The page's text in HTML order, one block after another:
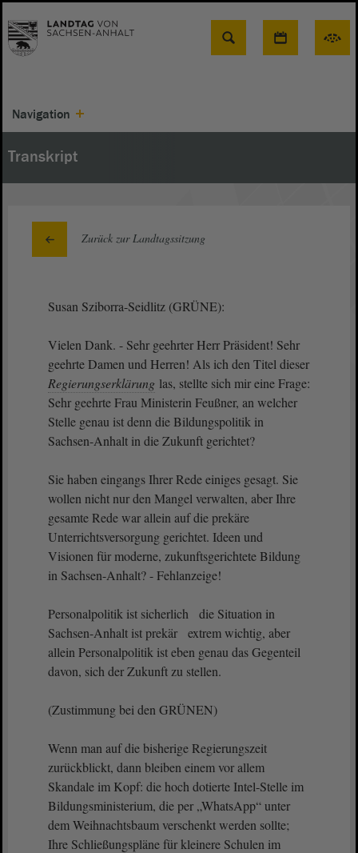
Suche
Navigation
Transkript
Zurück zur Landtagssitzung
Susan Sziborra-Seidlitz (GRÜNE):
Vielen Dank. - Sehr geehrter Herr Präsident! Sehr
geehrte Damen und Herren! Als ich den Titel dieser
Regierungserklärung las, stellte sich mir eine Frage:
Sehr geehrte Frau Ministerin Feußner, an welcher
Stelle genau ist denn die Bildungspolitik in
Sachsen-Anhalt in die Zukunft gerichtet?
Sie haben eingangs Ihrer Rede einiges gesagt. Sie
wollen nicht nur den Mangel verwalten, aber Ihre
gesamte Rede war allein auf die prekäre
Unterrichtsversorgung gerichtet. Ideen und
Visionen für moderne, zukunftsgerichtete Bildung
in Sachsen-Anhalt? - Fehlanzeige!
Personalpolitik ist sicherlich die Situation in
Sachsen-Anhalt ist prekär extrem wichtig, aber
allein Personalpolitik ist eben genau das Gegenteil
davon, sich der Zukunft zu stellen.
(Zustimmung bei den GRÜNEN)
Wenn man auf die bisherige Regierungszeit
zurückblickt, dann bleiben einem vor allem
Skandale im Kopf: die hoch dotierte Intel-Stelle im
Bildungsministerium, die per „WhatsApp“ unter
dem Weihnachtsbaum verschenkt werden sollte;
Ihre Schließungspläne für kleinere Schulen im